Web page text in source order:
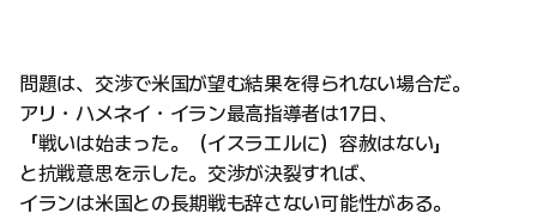
問題は、交渉で米国が望む結果を得られない場合だ。
アリ・ハメネイ・イラン最高指導者は17日、
「戦いは始まった。（イスラエルに）容赦はない」
と抗戦意思を示した。交渉が決裂すれば、
イランは米国との長期戦も辞さない可能性がある。